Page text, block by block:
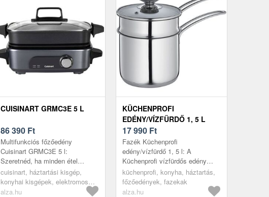
CUISINART GRMC3E 5 L
86 390 Ft
Multifunkciós főzőedény
Cuisinart GRMC3E 5 l:
Szeretnéd, ha minden étel
egyetlen edényben készülhetne
el? Ezen Cuisinart multifunkciós
elektromos f...
cuisinart, háztartási kisgép,
konyhai kisgépek, elektromos
edények
alza.hu
KÜCHENPROFI
EDÉNY/VÍZFÜRDŐ 1, 5 L
17 990 Ft
Fazék Küchenprofi
edény/vízfürdő 1, 5 l: A
Küchenprofi vízfürdős edény
elegáns, kiváló minőségű
rozsdamentes acélból készült
konyhai segédeszköz, a...
küchenprofi, konyha, háztartás,
főzőedények, fazekak
alza.hu